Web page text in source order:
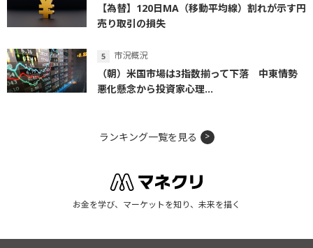
【為替】120日MA（移動平均線）割れが示す円
売り取引の損失
市況概況
（朝）米国市場は3指数揃って下落 中東情勢
悪化懸念から投資家心理...
ランキング一覧を見る
お金を学び、マーケットを知り、未来を描く